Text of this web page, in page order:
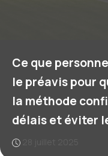
Ce que
le préavis pour
la méthode
délais et éviter